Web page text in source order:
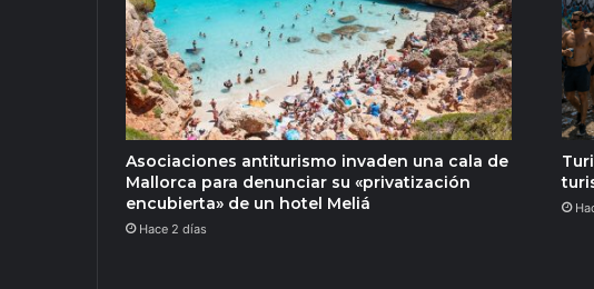
Asociaciones antiturismo invaden una cala de
Mallorca para denunciar su «privatización
encubierta» de un hotel Meliá
Hace 2 días